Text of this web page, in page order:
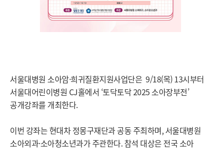
서울대병원 소아암·희귀질환지원사업단은 9/18(목) 13시부터
서울대어린이병원 CJ홀에서 ‘토닥토닥 2025 소아장부전’
공개강좌를 개최한다.
이번 강좌는 현대차 정몽구재단과 공동 주최하며, 서울대병원
소아외과·소아청소년과가 주관한다. 참석 대상은 전국 소아